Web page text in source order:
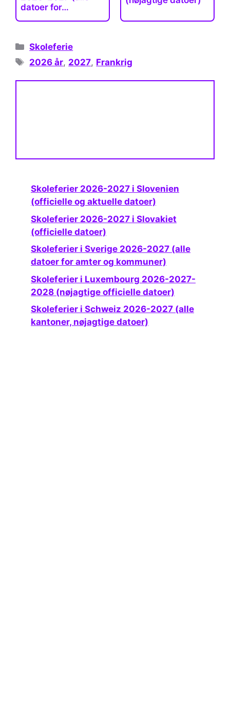
datoer for…
Kategorier
Skoleferie
Tags
2026 år, 2027, Frankrig
Skoleferier 2026-2027 i Slovenien
(officielle og aktuelle datoer)
Skoleferier 2026-2027 i Slovakiet
(officielle datoer)
Skoleferier i Sverige 2026-2027 (alle
datoer for amter og kommuner)
Skoleferier i Luxembourg 2026-2027-
2028 (nøjagtige officielle datoer)
Skoleferier i Schweiz 2026-2027 (alle
kantoner, nøjagtige datoer)